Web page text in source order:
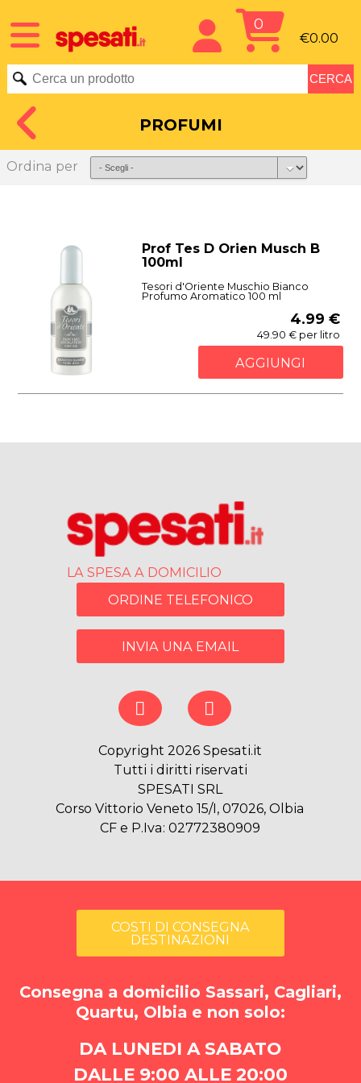
0
€0.00
PROFUMI
Ordina per
Prof Tes D Orien Musch B
100ml
Tesori d'Oriente Muschio Bianco
Profumo Aromatico 100 ml
4.99 €
49.90 € per litro
AGGIUNGI
LA SPESA A DOMICILIO
ORDINE TELEFONICO
INVIA UNA EMAIL
Copyright 2026 Spesati.it
Tutti i diritti riservati
SPESATI SRL
Corso Vittorio Veneto 15/I, 07026, Olbia
CF e P.Iva: 02772380909
COSTI DI CONSEGNA
DESTINAZIONI
Consegna a domicilio Sassari, Cagliari,
Quartu, Olbia e non solo:
DA LUNEDI A SABATO
DALLE 9:00 ALLE 20:00